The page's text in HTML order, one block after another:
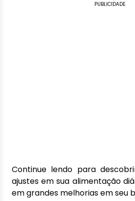
PUBLICIDADE
Continue lendo para
ajustes em sua alimentação
em grandes melhorias em seu